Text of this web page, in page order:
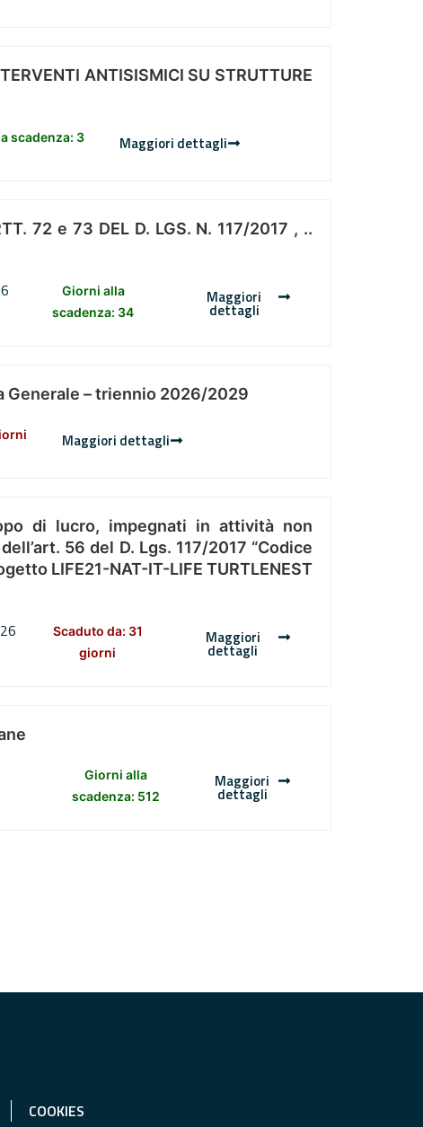
ANTISISMICI SU STRUTTURE
scadenza: 3 Maggiori dettagli
72 e 73 DEL D. LGS. N. 117/2017 , ..
Giorni alla
scadenza: 34
Maggiori
dettagli
Generale – triennio 2026/2029
Maggiori dettagli
di lucro, impegnati in attività non
56 del D. Lgs. 117/2017 “Codice
LIFE21-NAT-IT-LIFE TURTLENEST
Scaduto da: 31
giorni
Maggiori
dettagli
Giorni alla
scadenza: 512
Maggiori
dettagli
COOKIES